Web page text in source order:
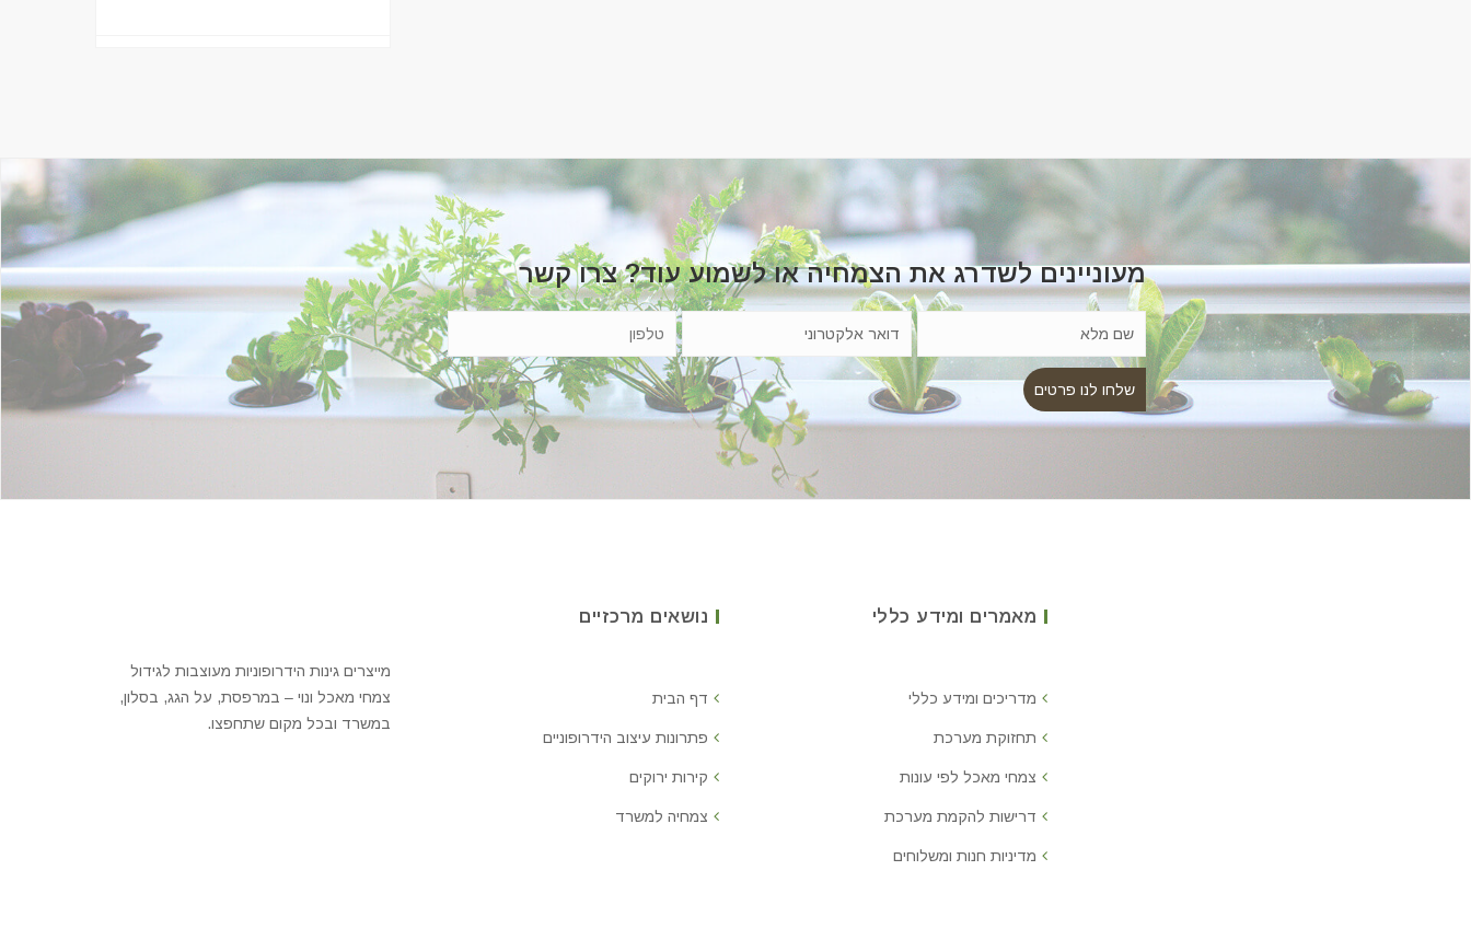
מעוניינים לשדרג את הצמחיה או לשמוע עוד? צרו קשר
מאמרים ומידע כללי
מדריכים ומידע כללי
תחזוקת מערכת
צמחי מאכל לפי עונות
דרישות להקמת מערכת
מדיניות חנות ומשלוחים
נושאים מרכזיים
דף הבית
פתרונות עיצוב הידרופוניים
קירות ירוקים
צמחיה למשרד
מייצרים גינות הידרופוניות מעוצבות לגידול
צמחי מאכל ונוי – במרפסת, על הגג, בסלון,
במשרד ובכל מקום שתחפצו.